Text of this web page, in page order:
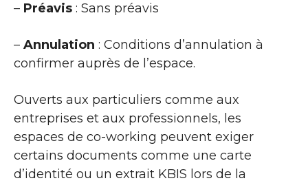
– Préavis : Sans préavis
– Annulation : Conditions d’annulation à
confirmer auprès de l’espace.
Ouverts aux particuliers comme aux
entreprises et aux professionnels, les
espaces de co-working peuvent exiger
certains documents comme une carte
d’identité ou un extrait KBIS lors de la